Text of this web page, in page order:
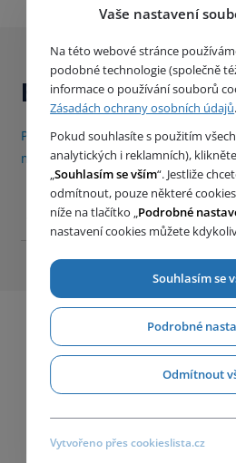
Buďte s námi v
Přihlaste se k odběru našich
měsíčně)
Vaše nastavení
Na této webové stránce
podobné technologie (společně
informace o používání souborů
Zásadách ochrany osobních údajů.
Pokud souhlasíte s použitím
analytických i reklamních),
„Souhlasím se vším“. Jestliže
odmítnout, pouze některé
níže na tlačítko „ Podrobné
nastavení cookies můžete
Souhlasím se
Podrobné
Odmítnout
Vytvořeno přes cookieslista.cz